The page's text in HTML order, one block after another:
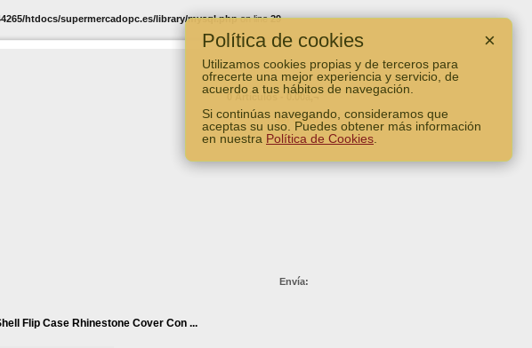
×
Política de cookies
Utilizamos cookies propias y de terceros para
ofrecerte una mejor experiencia y servicio, de
acuerdo a tus hábitos de navegación.
Si continúas navegando, consideramos que
aceptas su uso. Puedes obtener más información
en nuestra Política de Cookies
htdocs/supermercadopc.es/library/mysql.phpon line29
0 Artículos - 0.00â‚¬
Ver Carro
Envía:
Flip Case Rhinestone Cover Con ...